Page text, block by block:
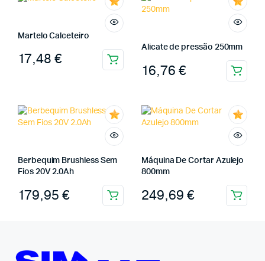
Martelo Calceteiro
17,48 €
Alicate de pressão 250mm
16,76 €
Berbequim Brushless Sem
Fios 20V 2.0Ah
179,95 €
Máquina De Cortar Azulejo
800mm
249,69 €